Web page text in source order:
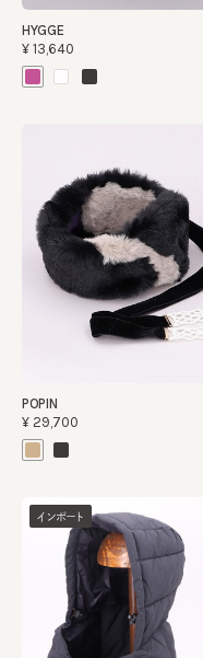
HYGGE
¥13,640
POPIN
¥29,700
インポート